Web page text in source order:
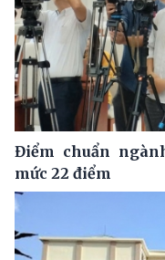
Điểm chuẩn
mức 22 điểm